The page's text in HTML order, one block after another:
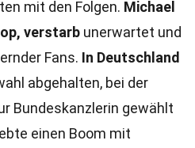
mit den Folgen. Michael
verstarb unerwartet und
Fans. In Deutschland
abgehalten, bei der
Bundeskanzlerin gewählt
einen Boom mit